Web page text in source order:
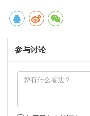
参与讨论